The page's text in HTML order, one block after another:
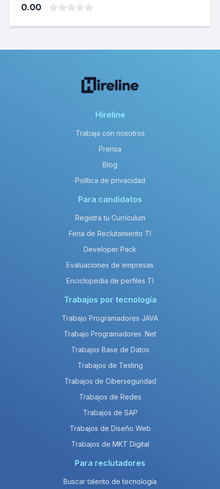
0.00
Hireline
Trabaja con nosotros
Prensa
Blog
Política de privacidad
Para candidatos
Registra tu Currículum
Feria de Reclutamiento TI
Developer Pack
Evaluaciones de empresas
Enciclopedia de perfiles TI
Trabajos por tecnología
Trabajo Programadores JAVA
Trabajo Programadores .Net
Trabajos Base de Datos
Trabajos de Testing
Trabajos de Ciberseguridad
Trabajos de Redes
Trabajos de SAP
Trabajos de Diseño Web
Trabajos de MKT Digital
Para reclutadores
Buscar talento de tecnología